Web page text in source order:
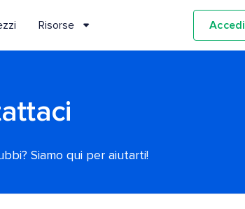
Risorse Accedi
Siamo qui per aiutarti!